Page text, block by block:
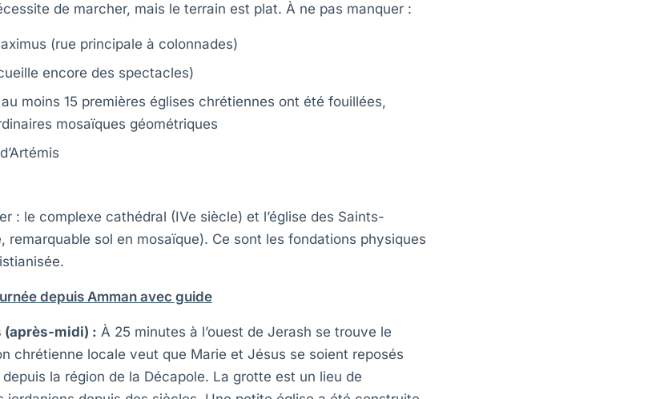
de marcher, mais le terrain est plat. À ne pas manquer :
(rue principale à colonnades)
encore des spectacles)
moins 15 premières églises chrétiennes ont été fouillées,
mosaïques géométriques
: le complexe cathédral (IVe siècle) et l’église des Saints-
remarquable sol en mosaïque). Ce sont les fondations physiques
depuis Amman avec guide
(après-midi) : À 25 minutes à l’ouest de Jerash se trouve le
chrétienne locale veut que Marie et Jésus se soient reposés
la région de la Décapole. La grotte est un lieu de